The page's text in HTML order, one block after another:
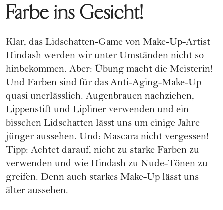
Farbe ins Gesicht!
Klar, das Lidschatten-Game von Make-Up-Artist
Hindash werden wir unter Umständen nicht so
hinbekommen. Aber: Übung macht die Meisterin!
Und Farben sind für das Anti-Aging-Make-Up
quasi unerlässlich. Augenbrauen nachziehen,
Lippenstift und Lipliner verwenden und ein
bisschen Lidschatten lässt uns um einige Jahre
jünger aussehen. Und: Mascara nicht vergessen!
Tipp: Achtet darauf, nicht zu starke Farben zu
verwenden und wie Hindash zu Nude-Tönen zu
greifen. Denn auch starkes Make-Up lässt uns
älter aussehen.